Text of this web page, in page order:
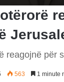
reagojnë për
563 1 minute